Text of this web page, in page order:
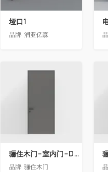
垭口1
品牌: 润亚亿森
骊住木门-室内门-DAA标准门-方形把手-2350-灰色
品牌: 骊住木门